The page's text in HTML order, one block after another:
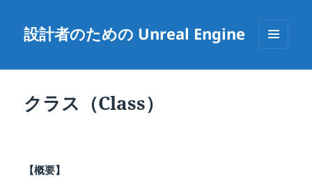
設計者のための Unreal Engine
ーとウ
クラス（Class）
【概要】